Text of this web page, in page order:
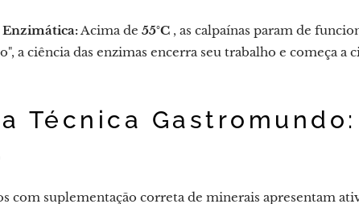
Acima de 55°C , as calpaínas param de
a ciência das enzimas encerra seu trabalho e começa a
Técnica
com suplementação correta de minerais apresentam